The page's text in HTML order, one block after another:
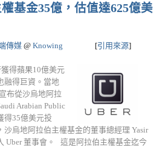
基金35億，估值達625億美
傳媒 @ Knowing [引用來源]
得蘋果10億美元
融得巨資。當地
布從沙烏地阿拉
Arabian Public
得35億美元投
沙烏地阿拉伯主權基金的董事總經理 Yasir
Uber 董事會。 這是阿拉伯主權基金迄今